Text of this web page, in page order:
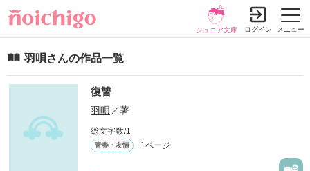
メニュー
ジュニア文庫 ログイン
羽唄さんの作品一覧
復讐
羽唄 ／著
総文字数/1
青春・友情 1ページ